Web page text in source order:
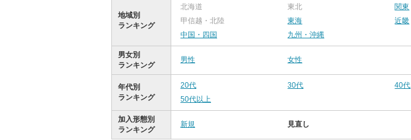
地域別
ランキング
北海道 東北
関東
甲信越・北陸
東海
近畿
中国・四国
九州・沖縄
男女別
ランキング
男性 女性
年代別
ランキング
20代 30代
40代
50代以上
加入形態別
ランキング
新規 見直し